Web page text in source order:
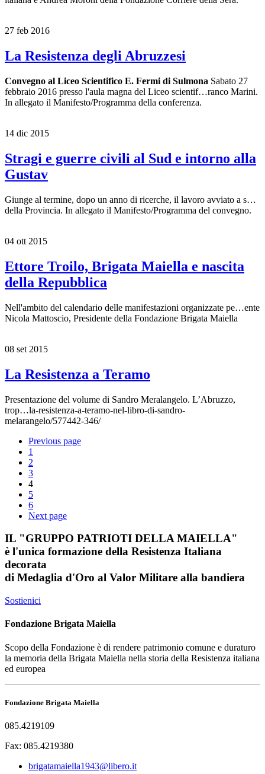
27 feb 2016
La Resistenza degli Abruzzesi
Convegno al Liceo Scientifico E. Fermi di Sulmona Sabato 27
febbraio 2016 presso l'aula magna del Liceo scientif…ranco Marini.
In allegato il Manifesto/Programma della conferenza.
14 dic 2015
Stragi e guerre civili al Sud e intorno alla
Gustav
Giunge al termine, dopo un anno di ricerche, il lavoro avviato a s…
della Provincia. In allegato il Manifesto/Programma del convegno.
04 ott 2015
Ettore Troilo, Brigata Maiella e nascita
della Repubblica
Nell'ambito del calendario delle manifestazioni organizzate pe…ente
Nicola Mattoscio, Presidente della Fondazione Brigata Maiella
08 set 2015
La Resistenza a Teramo
Presentazione del volume di Sandro Meralangelo. L’Abruzzo,
trop…la-resistenza-a-teramo-nel-libro-di-sandro-
melarangelo/577442-346/
Previous page
1
2
3
4
5
6
Next page
IL "GRUPPO PATRIOTI DELLA MAIELLA"
è l'unica formazione della Resistenza Italiana
decorata
di Medaglia d'Oro al Valor Militare alla bandiera
Sostienici
Fondazione Brigata Maiella
Scopo della Fondazione è di rendere patrimonio comune e duraturo
la memoria della Brigata Maiella nella storia della Resistenza italiana
ed europea
Fondazione Brigata Maiella
085.4219109
Fax: 085.4219380
brigatamaiella1943@libero.it